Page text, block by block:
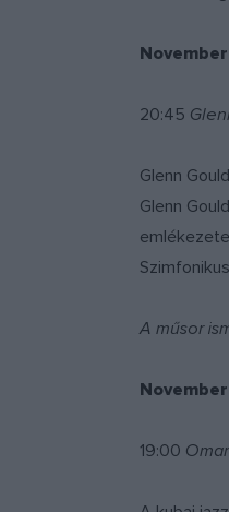
20:45
Glenn Gould
Glenn
A műsor
19:00